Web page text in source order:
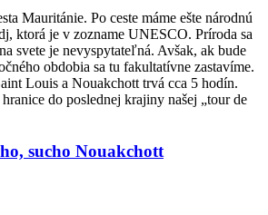
Mauritánie. Po ceste máme ešte národnú
ktorá je v zozname UNESCO. Príroda sa
svete je nevyspytateľná. Avšak, ak bude
obdobia sa tu fakultatívne zastavíme.
Louis a Nouakchott trvá cca 5 hodín.
do poslednej krajiny našej „tour de
sucho Nouakchott